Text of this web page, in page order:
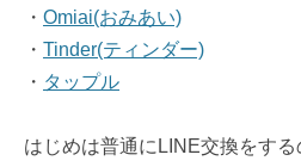
・ Omiai(おみあい)
・ Tinder(ティンダー)
・ タップル
はじめは普通にLINE交換をす